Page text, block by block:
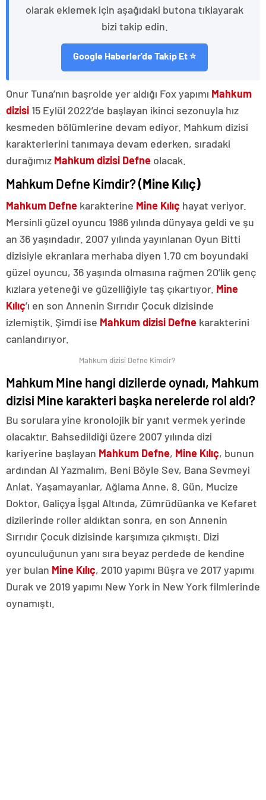
olarak eklemek için aşağıdaki butona tıklayarak
bizi takip edin.
Google Haberler'de Takip Et ⭐
Onur Tuna’nın başrolde yer aldığı Fox yapımı Mahkum
dizisi 15 Eylül 2022’de başlayan ikinci sezonuyla hız
kesmeden bölümlerine devam ediyor. Mahkum dizisi
karakterlerini tanımaya devam ederken, sıradaki
durağımız Mahkum dizisi Defne olacak.
Mahkum Defne Kimdir? (Mine Kılıç)
Mahkum Defne karakterine Mine Kılıç hayat veriyor.
Mersinli güzel oyuncu 1986 yılında dünyaya geldi ve şu
an 36 yaşındadır. 2007 yılında yayınlanan Oyun Bitti
dizisiyle ekranlara merhaba diyen 1.70 cm boyundaki
güzel oyuncu, 36 yaşında olmasına rağmen 20’lik genç
kızlara yeteneği ve güzelliğiyle taş çıkartıyor. Mine
Kılıç’ı en son Annenin Sırrıdır Çocuk dizisinde
izlemiştik. Şimdi ise Mahkum dizisi Defne karakterini
canlandırıyor.
Mahkum dizisi Defne Kimdir?
Mahkum Mine hangi dizilerde oynadı, Mahkum
dizisi Mine karakteri başka nerelerde rol aldı?
Bu sorulara yine kronolojik bir yanıt vermek yerinde
olacaktır. Bahsedildiği üzere 2007 yılında dizi
kariyerine başlayan Mahkum Defne, Mine Kılıç, bunun
ardından Al Yazmalım, Beni Böyle Sev, Bana Sevmeyi
Anlat, Yaşamayanlar, Ağlama Anne, 8. Gün, Mucize
Doktor, Galiçya İşgal Altında, Zümrüdüanka ve Kefaret
dizilerinde roller aldıktan sonra, en son Annenin
Sırrıdır Çocuk dizisinde karşımıza çıkmıştı. Dizi
oyunculuğunun yanı sıra beyaz perdede de kendine
yer bulan Mine Kılıç, 2010 yapımı Büşra ve 2017 yapımı
Durak ve 2019 yapımı New York in New York filmlerinde
oynamıştı.